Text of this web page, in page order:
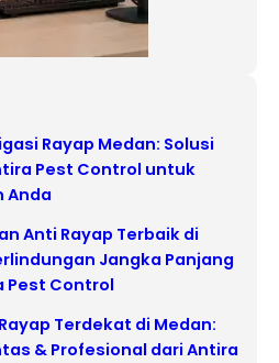
Rayap Medan: Solusi
Pest Control untuk
Anda
Anti Rayap Terbaik di
Jangka Panjang
Pest Control
Terdekat di Medan:
& Profesional dari Antira